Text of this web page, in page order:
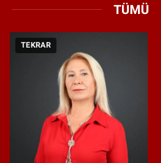
TÜMÜ
TEKRAR